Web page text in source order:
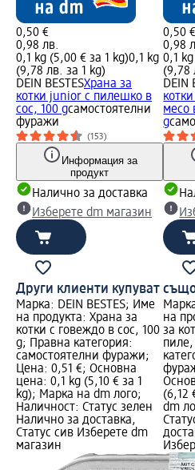
0,50 €
0,98 лв.
0,1 kg (5,00 € за 1 kg)0,1 kg
(9,78 лв. за 1 kg)
DEIN BESTESХрана за
котки junior с пилешко в
сос, 100 gсамостоятелни
фуражи
(153)
Информация за
продукт
Налично за доставка
Изберете dm магазин
0,50 €
0,98
0,1
(9,78
DEIN
месо
g
Други клиенти купуват
Марка: DEIN BESTES; Име
на продукта: Храна за
котки с говеждо в сос, 100
g; Правна категория:
самостоятелни фуражи;
Цена: 0,51 €; Основна
цена: 0,1 kg (5,10 € за 1
kg); Марка на dm лого;
Наличност: Статус зелен
Налично за доставка,
Статус сив Изберете dm
магазин
на
за
(6,12
dm